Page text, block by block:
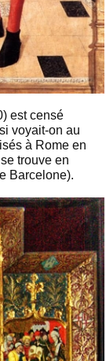
est censé
voyait-on au
à Rome en
trouve en
Barcelone).